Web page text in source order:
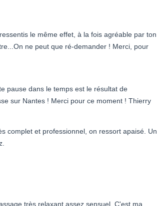
le même effet, à la fois agréable par ton
ne peut que ré-demander ! Merci, pour
pause dans le temps est le résultat de
sur Nantes ! Merci pour ce moment ! Thierry
complet et professionnel, on ressort apaisé. Un
très relaxant assez sensuel. C'est ma